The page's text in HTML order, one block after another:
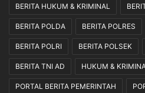
BERITA HUKUM & KRIMINAL
BERITA POLDA BERITA POLRES
BERITA POLRI BERITA POLSEK
BERITA TNI AD HUKUM &
PORTAL BERITA PEMERINTAH